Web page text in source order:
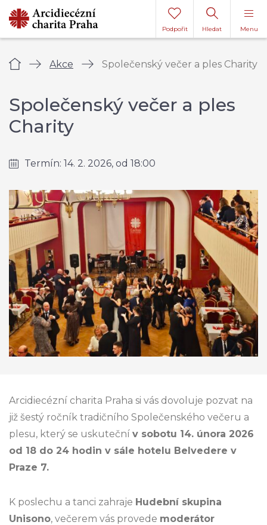
Menu
Hledat
Podpořit
Úvod Akce Společenský večer a ples Charity
Společenský večer a ples
Charity
Termín: 14. 2. 2026, od 18:00
Arcidiecézní charita Praha si vás dovoluje pozvat na
již šestý ročník tradičního Společenského večeru a
plesu, který se uskuteční v sobotu 14. února 2026
od 18 do 24 hodin v sále hotelu Belvedere v
Praze 7.
K poslechu a tanci zahraje Hudební skupina
Unisono, večerem vás provede moderátor